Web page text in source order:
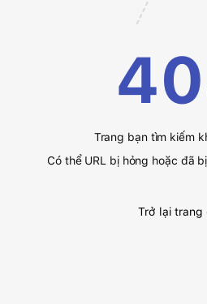
Trang bạn tìm kiếm
Có thể URL bị hỏng hoặc đã
Trở lại trang